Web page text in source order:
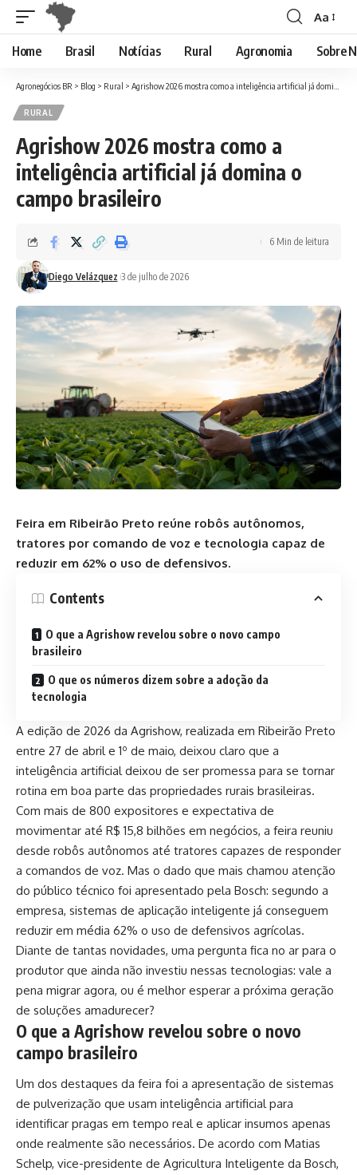
Font
Resizer
Aa
Home Brasil Notícias Rural Agronomia Sobre
Agronegócios BR > Blog > Rural > Agrishow 2026 mostra como a inteligência artificial já domina o campo brasileiro
RURAL
Agrishow 2026 mostra como a
inteligência artificial já domina o
campo brasileiro
Diego Velázquez 3 de julho de 2026
6 Min de leitura
Feira em Ribeirão Preto reúne robôs autônomos,
tratores por comando de voz e tecnologia capaz de
reduzir em 62% o uso de defensivos.
Contents
O que a Agrishow revelou sobre o novo campo
brasileiro
O que os números dizem sobre a adoção da
tecnologia
A edição de 2026 da Agrishow, realizada em Ribeirão Preto
entre 27 de abril e 1º de maio, deixou claro que a
inteligência artificial deixou de ser promessa para se tornar
rotina em boa parte das propriedades rurais brasileiras.
Com mais de 800 expositores e expectativa de
movimentar até R$ 15,8 bilhões em negócios, a feira reuniu
desde robôs autônomos até tratores capazes de responder
a comandos de voz. Mas o dado que mais chamou atenção
do público técnico foi apresentado pela Bosch: segundo a
empresa, sistemas de aplicação inteligente já conseguem
reduzir em média 62% o uso de defensivos agrícolas.
Diante de tantas novidades, uma pergunta fica no ar para o
produtor que ainda não investiu nessas tecnologias: vale a
pena migrar agora, ou é melhor esperar a próxima geração
de soluções amadurecer?
O que a Agrishow revelou sobre o novo
campo brasileiro
Um dos destaques da feira foi a apresentação de sistemas
de pulverização que usam inteligência artificial para
identificar pragas em tempo real e aplicar insumos apenas
onde realmente são necessários. De acordo com Matias
Schelp, vice-presidente de Agricultura Inteligente da Bosch,